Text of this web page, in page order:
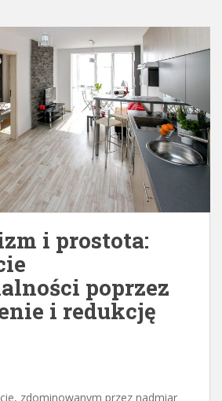
i prostota:
poprzez
i redukcję
zdominowanym przez nadmiar